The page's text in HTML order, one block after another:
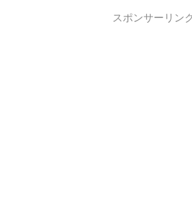
スポンサーリンク